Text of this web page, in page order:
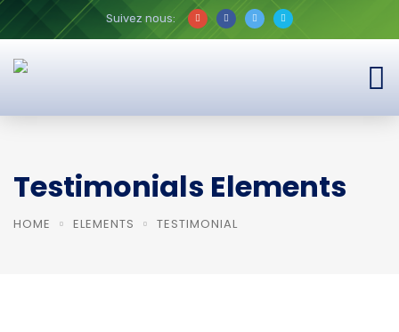
Suivez nous:
Testimonials Elements
HOME ELEMENTS TESTIMONIAL